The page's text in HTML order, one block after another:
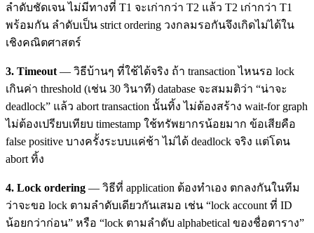
ลำดับชัดเจน ไม่มีทางที่ T1 จะเก่ากว่า T2 แล้ว T2 เก่ากว่า T1
พร้อมกัน ลำดับเป็น strict ordering วงกลมรอกันจึงเกิดไม่ได้ใน
เชิงคณิตศาสตร์
3. Timeout — วิธีบ้านๆ ที่ใช้ได้จริง ถ้า transaction ไหนรอ lock
เกินค่า threshold (เช่น 30 วินาที) database จะสมมติว่า “น่าจะ
deadlock” แล้ว abort transaction นั้นทิ้ง ไม่ต้องสร้าง wait-for graph
ไม่ต้องเปรียบเทียบ timestamp ใช้ทรัพยากรน้อยมาก ข้อเสียคือ
false positive บางครั้งระบบแค่ช้า ไม่ได้ deadlock จริง แต่โดน
abort ทิ้ง
4. Lock ordering — วิธีที่ application ต้องทำเอง ตกลงกันในทีม
ว่าจะขอ lock ตามลำดับเดียวกันเสมอ เช่น “lock account ที่ ID
น้อยกว่าก่อน” หรือ “lock ตามลำดับ alphabetical ของชื่อตาราง”